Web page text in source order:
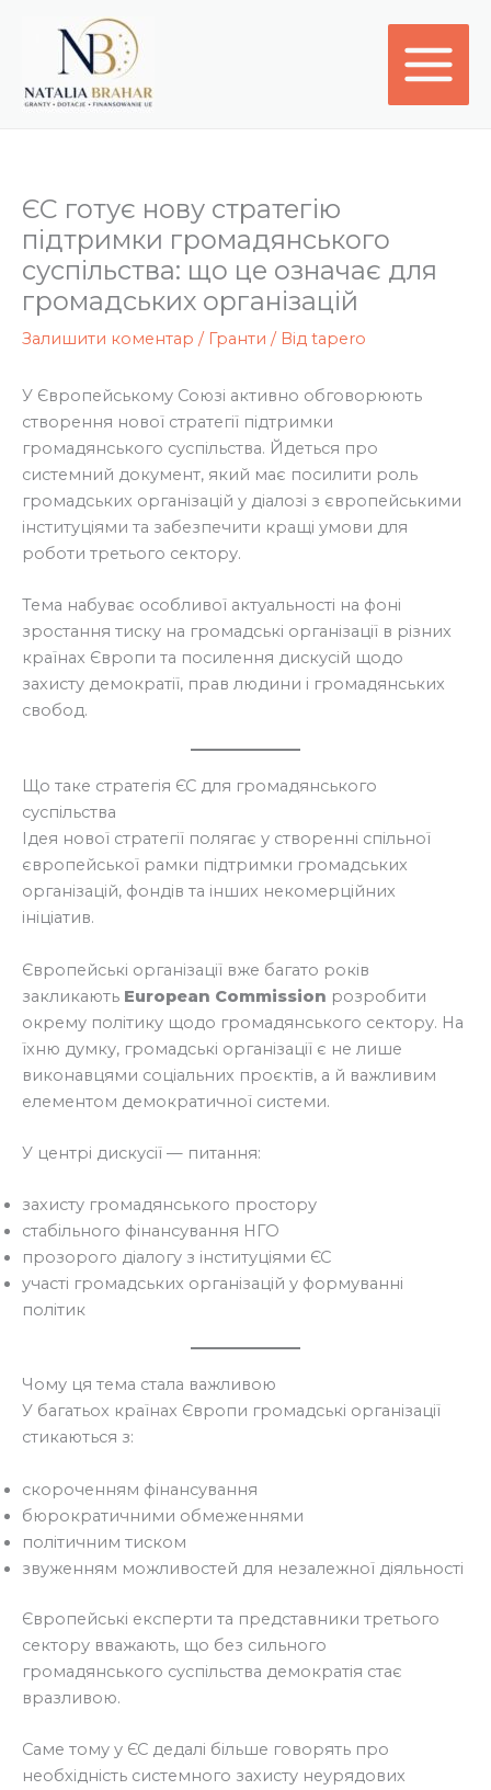
ЄС готує нову стратегію
підтримки громадянського
суспільства: що це означає для
громадських організацій
Залишити коментар / Гранти / Від tapero
У Європейському Союзі активно обговорюють
створення нової стратегії підтримки
громадянського суспільства. Йдеться про
системний документ, який має посилити роль
громадських організацій у діалозі з європейськими
інституціями та забезпечити кращі умови для
роботи третього сектору.
Тема набуває особливої актуальності на фоні
зростання тиску на громадські організації в різних
країнах Європи та посилення дискусій щодо
захисту демократії, прав людини і громадянських
свобод.
Що таке стратегія ЄС для громадянського
суспільства
Ідея нової стратегії полягає у створенні спільної
європейської рамки підтримки громадських
організацій, фондів та інших некомерційних
ініціатив.
Європейські організації вже багато років
закликають European Commission розробити
окрему політику щодо громадянського сектору. На
їхню думку, громадські організації є не лише
виконавцями соціальних проєктів, а й важливим
елементом демократичної системи.
У центрі дискусії — питання:
захисту громадянського простору
стабільного фінансування НГО
прозорого діалогу з інституціями ЄС
участі громадських організацій у формуванні
політик
Чому ця тема стала важливою
У багатьох країнах Європи громадські організації
стикаються з:
скороченням фінансування
бюрократичними обмеженнями
політичним тиском
звуженням можливостей для незалежної діяльності
Європейські експерти та представники третього
сектору вважають, що без сильного
громадянського суспільства демократія стає
вразливою.
Саме тому у ЄС дедалі більше говорять про
необхідність системного захисту неурядових